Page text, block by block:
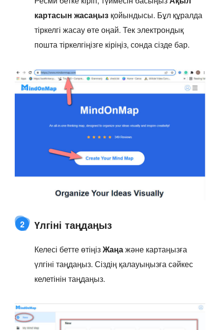
картасын жасаңыз қойындысы. Бұл құралда
тіркелгі жасау өте оңай. Тек электрондық
пошта тіркелгіңізге кіріңіз, сонда сізде бар.
2 Үлгіні таңдаңыз
Келесі бетте өтіңізЖаңажәне картаңызға
үлгіні таңдаңыз. Сіздің қалауыңызға сәйкес
келетінін таңдаңыз.